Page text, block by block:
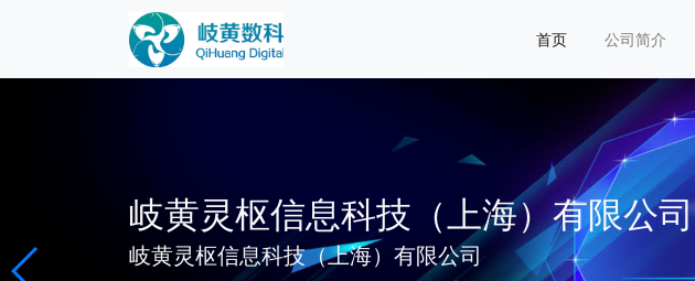
首页 公司简介
岐黄灵枢信息科技（上海）有限公司
岐黄灵枢信息科技（上海）有限公司